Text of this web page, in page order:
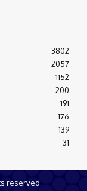
3802
2057
1152
200
191
176
139
31
reserved.